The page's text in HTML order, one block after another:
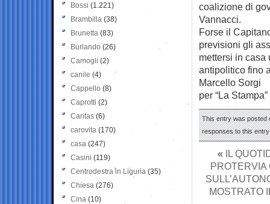
coalizione di
Vannacci.
Forse il
previsioni gli
mettersi in casa
antipolitico fino
Marcello Sorgi
per “La Stampa”
This entry was posted
responses to this
« IL
PROTERVIA
MOSTRATO
Bossi (1.221)
Brambilla (38)
Brunetta (83)
Burlando (26)
Camogli (2)
canile (4)
Cappello (8)
Caprotti (2)
Caritas (6)
carovita (170)
casa (247)
Casini (119)
Centrodestra in Liguria (35)
Chiesa (276)
Cina (10)